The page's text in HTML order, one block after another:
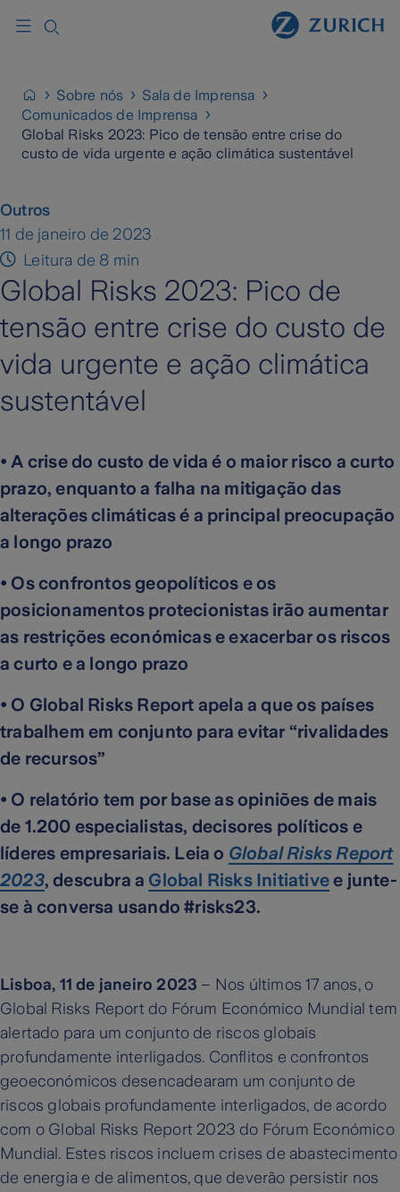
Sobre nós
Sala de Imprensa
Comunicados de Imprensa
Global Risks 2023: Pico de tensão entre crise do
custo de vida urgente e ação climática sustentável
Outros
11 de janeiro de 2023
Leitura de 8 min
Global Risks 2023: Pico de
tensão entre crise do custo de
vida urgente e ação climática
sustentável
• A crise do custo de vida é o maior risco a curto
prazo, enquanto a falha na mitigação das
alterações climáticas é a principal preocupação
a longo prazo
• Os confrontos geopolíticos e os
posicionamentos protecionistas irão aumentar
as restrições económicas e exacerbar os riscos
a curto e a longo prazo
• O Global Risks Report apela a que os países
trabalhem em conjunto para evitar “rivalidades
de recursos”
• O relatório tem por base as opiniões de mais
de 1.200 especialistas, decisores políticos e
líderes empresariais. Leia o Global Risks Report
2023, descubra a Global Risks Initiativee junte-
se à conversa usando #risks23.
Lisboa, 11 de janeiro 2023 – Nos últimos 17 anos, o
Global Risks Report do Fórum Económico Mundial tem
alertado para um conjunto de riscos globais
profundamente interligados. Conflitos e confrontos
geoeconómicos desencadearam um conjunto de
riscos globais profundamente interligados, de acordo
com o Global Risks Report 2023 do Fórum Económico
Mundial. Estes riscos incluem crises de abastecimento
de energia e de alimentos, que deverão persistir nos